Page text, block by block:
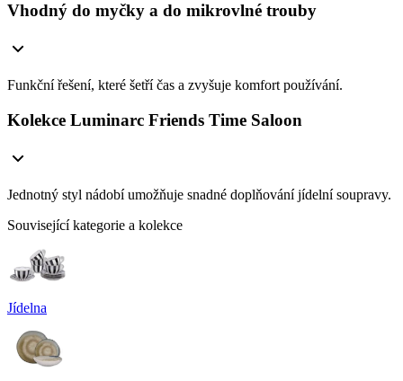
Vhodný do myčky a do mikrovlné trouby
Funkční řešení, které šetří čas a zvyšuje komfort používání.
Kolekce Luminarc Friends Time Saloon
Jednotný styl nádobí umožňuje snadné doplňování jídelní soupravy.
Související kategorie a kolekce
Jídelna